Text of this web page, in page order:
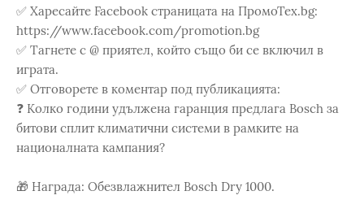
✅ Харесайте Facebook страницата на ПромоТех.bg:
https://www.facebook.com/promotion.bg
✅ Тагнете с @ приятел, който също би се включил в
играта.
✅ Отговорете в коментар под публикацията:
❓ Колко години удължена гаранция предлага Bosch за
битови сплит климатични системи в рамките на
националната кампания?
🎁 Награда: Обезвлажнител Bosch Dry 1000.